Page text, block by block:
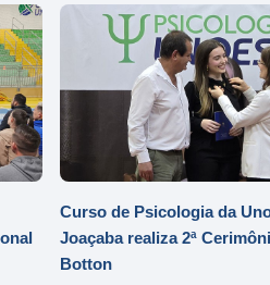
Curso de Psicologia da
Joaçaba realiza 2ª
Botton